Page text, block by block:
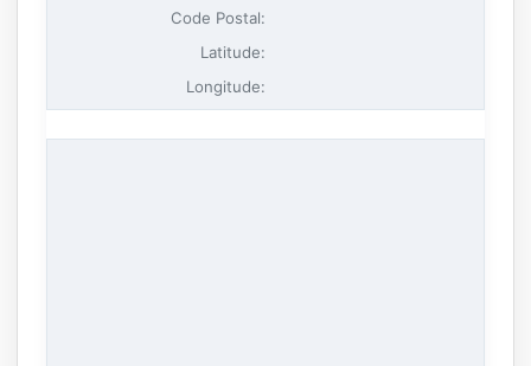
Code Postal:
Latitude:
Longitude: